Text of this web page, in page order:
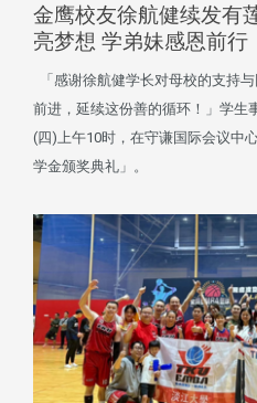
金鹰校友徐航健续发有
亮梦想 学弟妹感恩前行
「感谢徐航健学长对母校的支持
前进，延续这份善的循环！」学生
(四)上午10时，在守谦国际会议中
学金颁奖典礼」。